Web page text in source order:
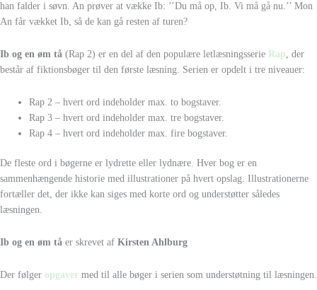
han falder i søvn. An prøver at vække Ib: ’’Du må op, Ib. Vi må gå nu.’’ Mon
An får vækket Ib, så de kan gå resten af turen?
Ib og en øm tå (Rap 2) er en del af den populære letlæsningsserie Rap, der
består af fiktionsbøger til den første læsning. Serien er opdelt i tre niveauer:
Rap 2 – hvert ord indeholder max. to bogstaver.
Rap 3 – hvert ord indeholder max. tre bogstaver.
Rap 4 – hvert ord indeholder max. fire bogstaver.
De fleste ord i bøgerne er lydrette eller lydnære. Hver bog er en
sammenhængende historie med illustrationer på hvert opslag. Illustrationerne
fortæller det, der ikke kan siges med korte ord og understøtter således
læsningen.
Ib og en øm tå er skrevet af Kirsten Ahlburg
Der følger opgaver med til alle bøger i serien som understøtning til læsningen.